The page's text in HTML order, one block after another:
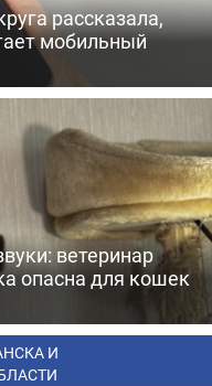
рассказала,
мобильный
ветеринар
опасна для кошек
И